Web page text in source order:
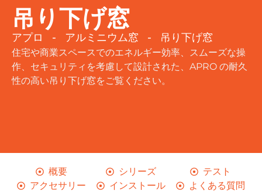
吊り下げ窓
アプロ - アルミニウム窓 - 吊り下げ窓
住宅や商業スペースでのエネルギー効率、スムーズな操
作、セキュリティを考慮して設計された、APRO の耐久
性の高い吊り下げ窓をご覧ください。
概要 シリーズ
テスト
アクセサリー
インストール よくある質問